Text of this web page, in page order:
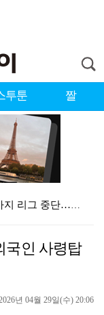
투툰 짤
KBO, 기록적인 폭염으로 9일까지 리그 중단…내달 6…
이강인, 드디어 아틀레티코 선수단과 만났다…시메오네 감…
"우산으로 때려"vs"그런 적 없다"…23기 부부 엇갈…
국인 사령탑
년 04월 29일(수) 20:06